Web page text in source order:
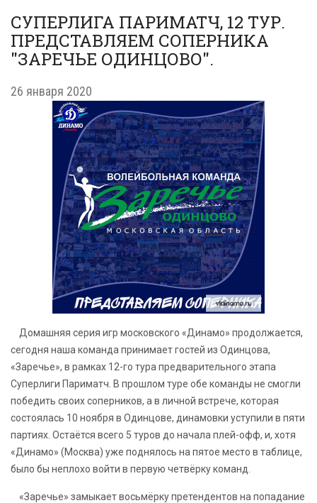
СУПЕРЛИГА ПАРИМАТЧ, 12 ТУР.
ПРЕДСТАВЛЯЕМ СОПЕРНИКА
"ЗАРЕЧЬЕ ОДИНЦОВО".
26 января 2020
Домашняя серия игр московского «Динамо» продолжается,
сегодня наша команда принимает гостей из Одинцова,
«Заречье», в рамках 12-го тура предварительного этапа
Суперлиги Париматч. В прошлом туре обе команды не смогли
победить своих соперников, а в личной встрече, которая
состоялась 10 ноября в Одинцове, динамовки уступили в пяти
партиях. Остаётся всего 5 туров до начала плей-офф, и, хотя
«Динамо» (Москва) уже поднялось на пятое место в таблице,
было бы неплохо войти в первую четвёрку команд.
«Заречье» замыкает восьмёрку претендентов на попадание